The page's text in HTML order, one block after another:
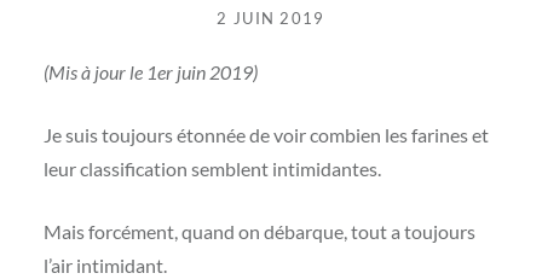
2 JUIN 2019
(Mis à jour le 1er juin 2019)
Je suis toujours étonnée de voir combien les farines et
leur classification semblent intimidantes.
Mais forcément, quand on débarque, tout a toujours
l’air intimidant.